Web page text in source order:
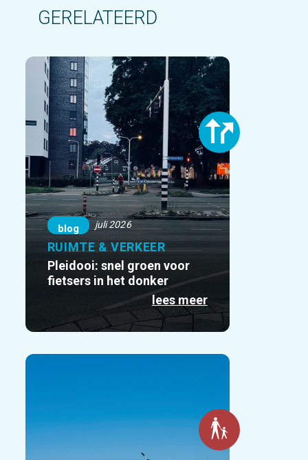
GERELATEERD
blog juli 2026
RUIMTE & VERKEER
Pleidooi: snel groen voor
fietsers in het donker
lees meer